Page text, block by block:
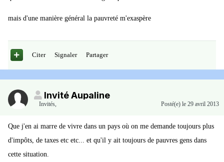
mais d'une manière général la pauvreté m'exaspère
Citer Signaler Partager
Invité Aupaline
Invités, Posté(e) le 29 avril 2013
Que j'en ai marre de vivre dans un pays où on me demande toujours plus
d'impôts, de taxes etc etc... et qu'il y ait toujours de pauvres gens dans
cette situation.